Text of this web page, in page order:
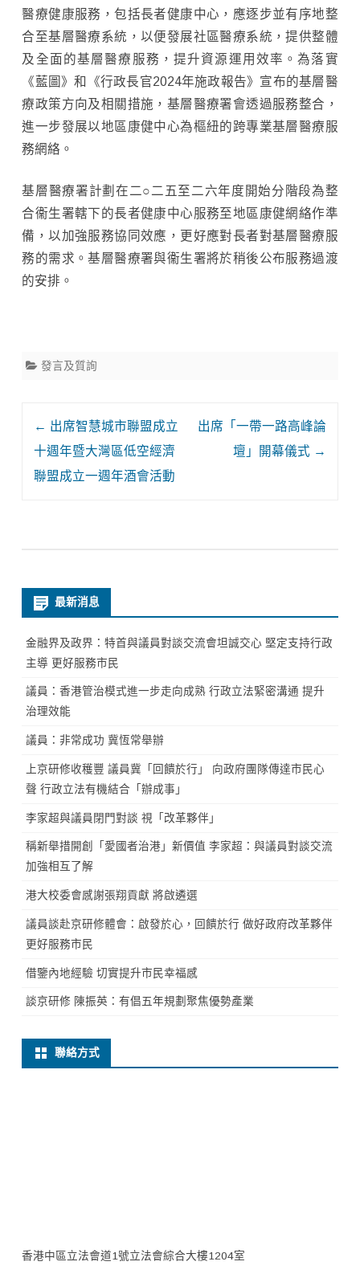
醫療健康服務，包括長者健康中心，應逐步並有序地整
合至基層醫療系統，以便發展社區醫療系統，提供整體
及全面的基層醫療服務，提升資源運用效率。為落實
《藍圖》和《行政長官2024年施政報告》宣布的基層醫
療政策方向及相關措施，基層醫療署會透過服務整合，
進一步發展以地區康健中心為樞紐的跨專業基層醫療服
務網絡。
基層醫療署計劃在二○二五至二六年度開始分階段為整
合衞生署轄下的長者健康中心服務至地區康健網絡作準
備，以加強服務協同效應，更好應對長者對基層醫療服
務的需求。基層醫療署與衞生署將於稍後公布服務過渡
的安排。
發言及質詢
← 出席智慧城市聯盟成立
十週年暨大灣區低空經濟
聯盟成立一週年酒會活動
出席「一帶一路高峰論
壇」開幕儀式 →
最新消息
金融界及政界：特首與議員對談交流會坦誠交心 堅定支持行政
主導 更好服務市民
議員：香港管治模式進一步走向成熟 行政立法緊密溝通 提升
治理效能
議員：非常成功 冀恆常舉辦
上京研修收穫豐 議員冀「回饋於行」 向政府團隊傳達市民心
聲 行政立法有機結合「辦成事」
李家超與議員閉門對談 視「改革夥伴」
稱新舉措開創「愛國者治港」新價值 李家超：與議員對談交流
加強相互了解
港大校委會感謝張翔貢獻 將啟遴選
議員談赴京研修體會：啟發於心，回饋於行 做好政府改革夥伴
更好服務市民
借鑒內地經驗 切實提升市民幸福感
談京研修 陳振英：有倡五年規劃聚焦優勢產業
聯絡方式
香港中區立法會道1號立法會綜合大樓1204室